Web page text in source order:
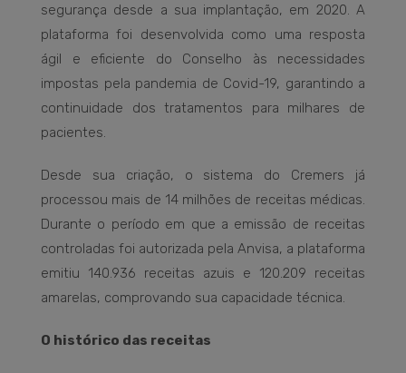
segurança desde a sua implantação, em 2020. A
plataforma foi desenvolvida como uma resposta
ágil e eficiente do Conselho às necessidades
impostas pela pandemia de Covid-19, garantindo a
continuidade dos tratamentos para milhares de
pacientes.
Desde sua criação, o sistema do Cremers já
processou mais de 14 milhões de receitas médicas.
Durante o período em que a emissão de receitas
controladas foi autorizada pela Anvisa, a plataforma
emitiu 140.936 receitas azuis e 120.209 receitas
amarelas, comprovando sua capacidade técnica.
O histórico das receitas